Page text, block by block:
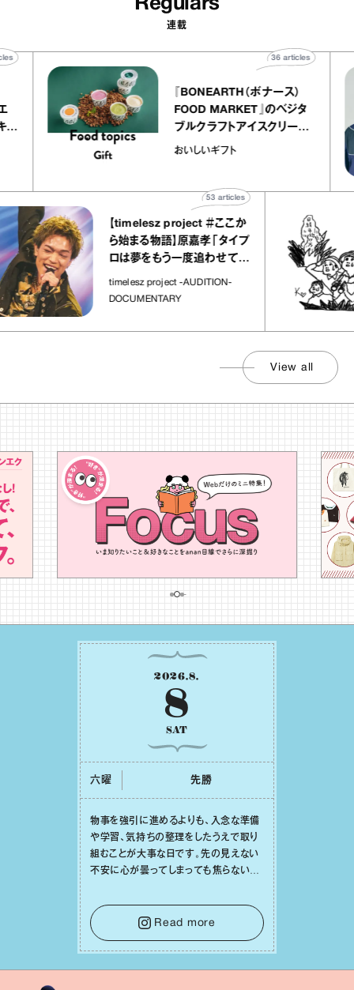
Regulars
連載
トリエ
プ キャ
40articles
『BONEARTH（ボナース）
FOOD MARKET』のベジタ
ブルクラフトアイスクリーム
｜真野知子の「おいしいギフ
おいしいギフト
36articles
【timelesz project ＃ここか
ら始まる物語】原嘉孝「タイプ
ロは夢をもう一度追わせてく
れた場所」
timelesz project -AUDITION-
DOCUMENTARY
articles
View all
2026.8.
8
SAT
六曜 先勝
物事を強引に進めるよりも、⼊念な準備
や学習、気持ちの整理をしたうえで取り
組むことが⼤事な⽇です。先の⾒えない
不安に⼼が曇ってしまっても焦らない
⾝や疲れていそうな⼈をいたわることに
時間を使いましょう。ここでしっかりとエ
ネルギーを蓄え、困難を乗り越える⼒に
変えましょう。
Read more